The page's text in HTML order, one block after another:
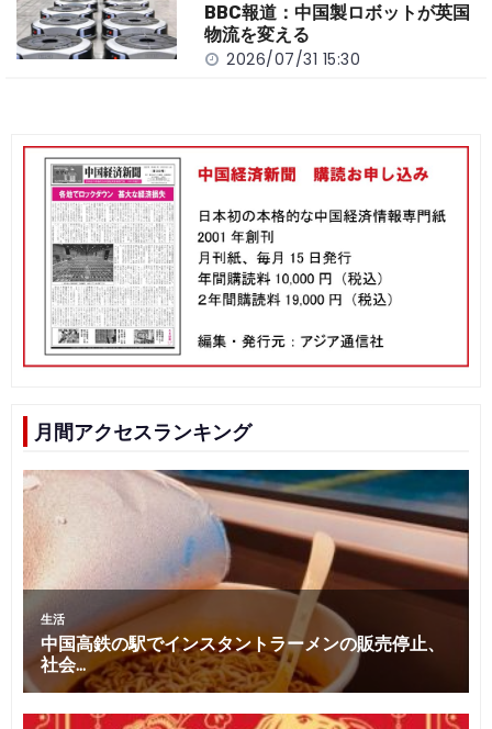
BBC報道：中国製ロボットが英国
物流を変える
2026/07/31 15:30
月間アクセスランキング